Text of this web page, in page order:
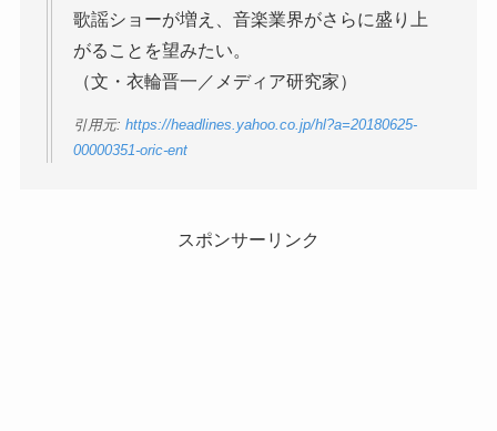
歌謡ショーが増え、音楽業界がさらに盛り上
がることを望みたい。
（文・衣輪晋一／メディア研究家）
引用元: https://headlines.yahoo.co.jp/hl?a=20180625-
00000351-oric-ent
スポンサーリンク